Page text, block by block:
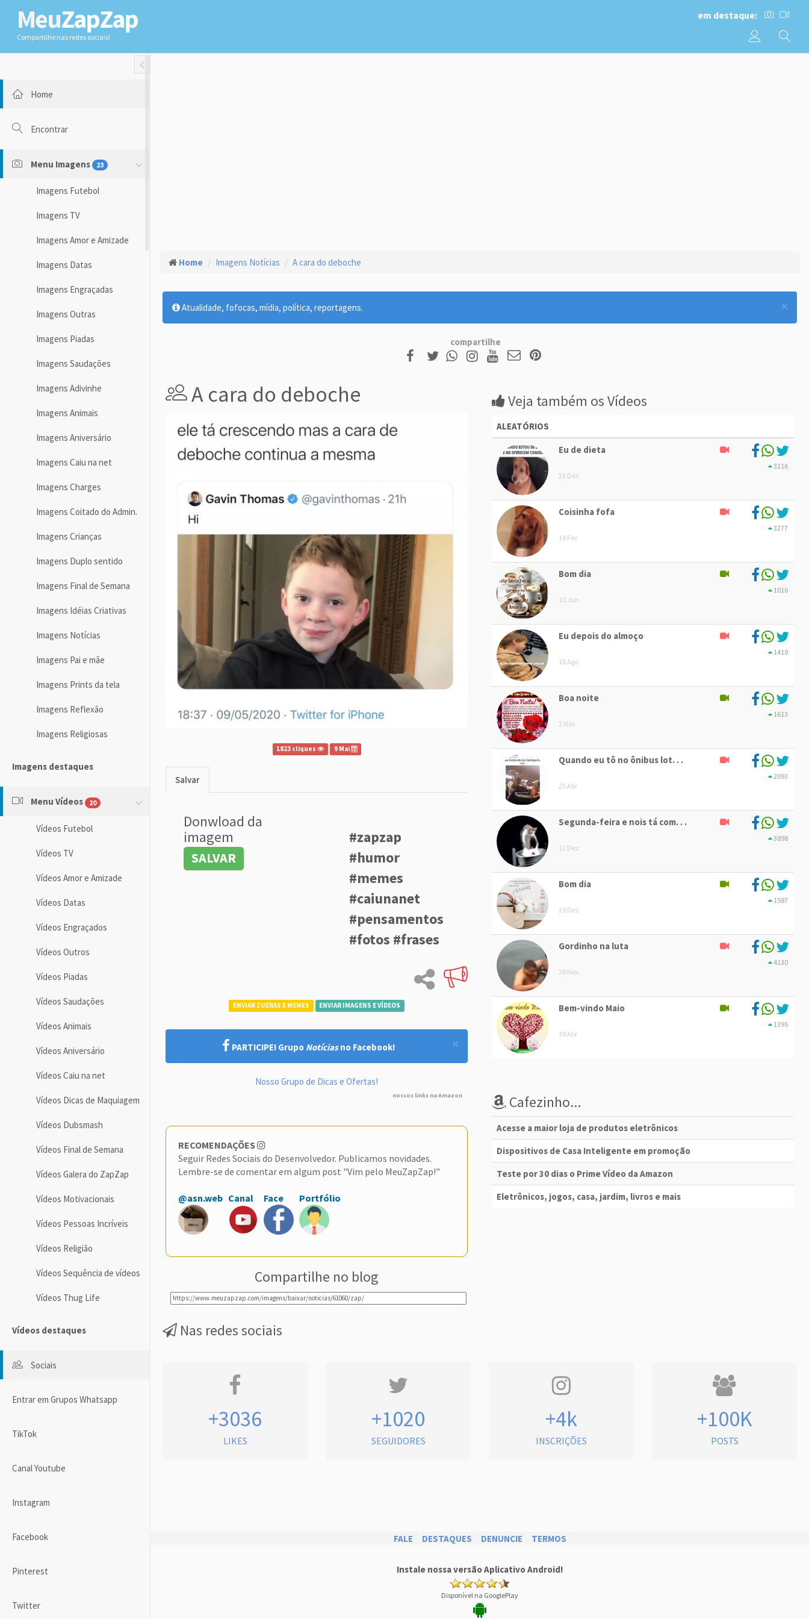
MeuZapZap
Compartilhe nas redes sociais!
em destaque:
Toggle Fullwidth
Home
Encontrar
Menu Imagens 23
Imagens Futebol
Imagens TV
Imagens Amor e Amizade
Imagens Datas
Imagens Engraçadas
Imagens Outras
Imagens Piadas
Imagens Saudações
Imagens Adivinhe
Imagens Animais
Imagens Aniversário
Imagens Caiu na net
Imagens Charges
Imagens Coitado do Admin.
Imagens Crianças
Imagens Duplo sentido
Imagens Final de Semana
Imagens Idéias Criativas
Imagens Notícias
Imagens Pai e mãe
Imagens Prints da tela
Imagens Reflexão
Imagens Religiosas
Imagens destaques
Menu Vídeos 20
Vídeos Futebol
Vídeos TV
Vídeos Amor e Amizade
Vídeos Datas
Vídeos Engraçados
Vídeos Outros
Vídeos Piadas
Vídeos Saudações
Vídeos Animais
Vídeos Aniversário
Vídeos Caiu na net
Vídeos Dicas de Maquiagem
Vídeos Dubsmash
Vídeos Final de Semana
Vídeos Galera do ZapZap
Vídeos Motivacionais
Vídeos Pessoas Incríveis
Vídeos Religião
Vídeos Sequência de vídeos
Vídeos Thug Life
Vídeos destaques
Sociais
Entrar em Grupos Whatsapp
TikTok
Canal Youtube
Instagram
Facebook
Pinterest
Twitter
Home Imagens Notícias A cara do deboche
×
Atualidade, fofocas, mídia, política, reportagens.
compartilhe
A cara do deboche
1823 cliques 9 Mai
Salvar
Donwload da
imagem
SALVAR
#zapzap
#humor
#memes
#caiunanet
#pensamentos
#fotos #frases
ENVIAR ZUERAS E MEMES ENVIAR IMAGENS E VÍDEOS
×
PARTICIPE! Grupo Notíciasno Facebook!
Nosso Grupo de Dicas e Ofertas!
nossos links na Amazon
RECOMENDAÇÕES
Seguir Redes Sociais do Desenvolvedor. Publicamos novidades.
Lembre-se de comentar em algum post "Vim pelo MeuZapZap!"
@asn.web Canal Face Portfólio
Compartilhe no blog
Veja também os Vídeos
ALEATÓRIOS
Eu de dieta
22 Dez
3216
Coisinha fofa
14 Fev
3277
Bom dia
10 Jun
1016
Eu depois do almoço
18 Ago
1419
Boa noite
2 Nov
1613
Quando eu tô no ônibus lot. . .
25 Abr
2093
Segunda-feira e nois tá com. . .
11 Dez
3898
Bom dia
29 Dez
1587
Gordinho na luta
28 Nov
4130
Bem-vindo Maio
30 Abr
1395
Cafezinho...
Acesse a maior loja de produtos eletrônicos
Dispositivos de Casa Inteligente em promoção
Teste por 30 dias o Prime Vídeo da Amazon
Eletrônicos, jogos, casa, jardim, livros e mais
Nas redes sociais
+3036
LIKES
+1020
SEGUIDORES
+4k
INSCRIÇÕES
+100K
POSTS
FALE DESTAQUES DENUNCIE TERMOS
Instale nossa versão Aplicativo Android!
Disponível na GooglePlay